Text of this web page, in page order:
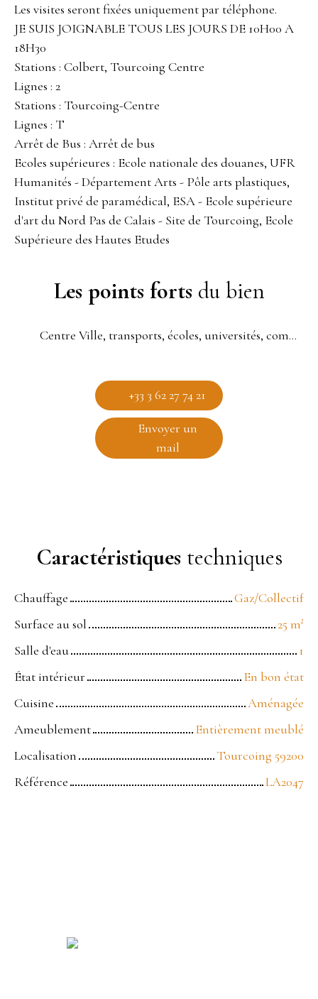
Les visites seront fixées uniquement par téléphone.
JE SUIS JOIGNABLE TOUS LES JOURS DE 10H00 A
18H30
Stations : Colbert, Tourcoing Centre
Lignes : 2
Stations : Tourcoing-Centre
Lignes : T
Arrêt de Bus : Arrêt de bus
Ecoles supérieures : Ecole nationale des douanes, UFR
Humanités - Département Arts - Pôle arts plastiques,
Institut privé de paramédical, ESA - Ecole supérieure
d'art du Nord Pas de Calais - Site de Tourcoing, Ecole
Supérieure des Hautes Etudes
Les points forts du bien
Centre Ville, transports, écoles, universités, commerces, pars
+33 3 62 27 74 21
Envoyer un
mail
Caractéristiques techniques
Chauffage
Gaz/Collectif
Surface au sol
25 m²
Salle d'eau
1
État intérieur
En bon état
Cuisine
Aménagée
Ameublement
Entièrement meublé
Localisation
Tourcoing 59200
Référence
LA2047